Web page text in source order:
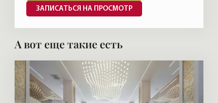
ЗАПИСАТЬСЯ НА ПРОСМОТР
А вот еще такие есть